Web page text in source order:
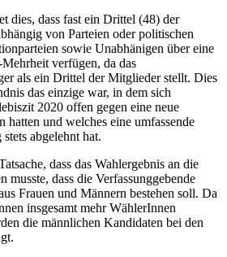
dies, dass fast ein Drittel (48) der
von Parteien oder politischen
sowie Unabhänigen über eine
verfügen, da das
als ein Drittel der Mitglieder stellt. Dies
das einzige war, in dem sich
2020 offen gegen eine neue
hatten und welches eine umfassende
abgelehnt hat.
dass das Wahlergebnis an die
musste, dass die Verfassunggebende
Frauen und Männern bestehen soll. Da
insgesamt mehr WählerInnen
die männlichen Kandidaten bei den